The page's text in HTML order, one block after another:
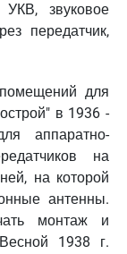
звуковое
передатчик,
для
в 1936 -
аппаратно-
на
на которой
антенны.
монтаж и
1938 г.